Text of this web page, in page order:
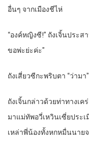
อื่นๆ จากเมืองชีไห่
“องค์หญิงซี!” ถังเจิ้นประ
ขอพ่ะย่ะค่ะ”
ถังเสี่ยวซีกะพริบตา “ว่ามา”
ถังเจิ้นกล่าวด้วยท่าทางเ
มาแม่ทัพอวี่เหวินเซี่ยประ
เหล่าพี่น้องทั้งหกหมื่นนาย